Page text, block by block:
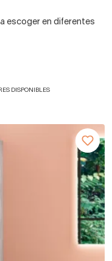
escoger en diferentes
DISPONIBLES